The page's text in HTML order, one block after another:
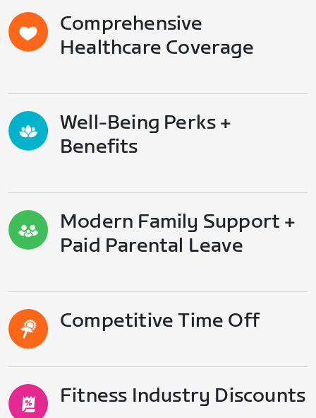
Comprehensive
Healthcare Coverage
Well-Being Perks +
Benefits
Modern Family Support +
Paid Parental Leave
Competitive Time Off
Fitness Industry Discounts